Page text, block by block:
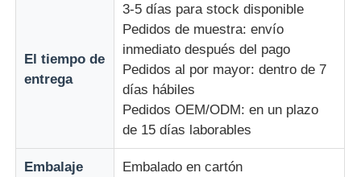
El tiempo de
entrega
3-5 días para stock disponible
Pedidos de muestra: envío
inmediato después del pago
Pedidos al por mayor: dentro de 7
días hábiles
Pedidos OEM/ODM: en un plazo
de 15 días laborables
Embalaje Embalado en cartón